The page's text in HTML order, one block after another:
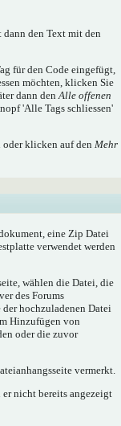
den Text mit den
für den Code eingefügt,
möchten, klicken Sie
dann denAlle offenen
'Alle Tags schliessen'
klicken auf den Mehr
eine Zip Datei
verwendet werden
wählen die Datei, die
des Forums
hochzuladenen Datei
Hinzufügen von
oder die zuvor
vermerkt.
nicht bereits angezeigt